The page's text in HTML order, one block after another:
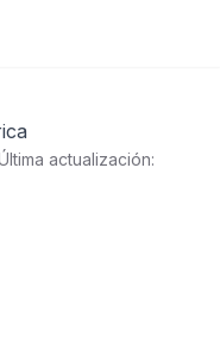
actualización: